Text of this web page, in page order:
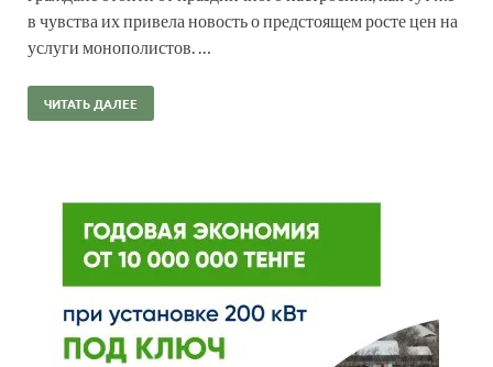
в чувства их привела новость о предстоящем росте цен на
услуги монополистов. …
ЧИТАТЬ ДАЛЕЕ